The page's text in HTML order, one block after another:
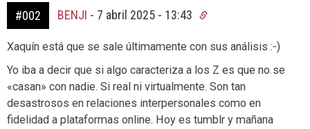
#002 BENJI - 7 abril 2025 - 13:43
Xaquín está que se sale últimamente con sus análisis :-)
Yo iba a decir que si algo caracteriza a los Z es que no se
«casan» con nadie. Si real ni virtualmente. Son tan
desastrosos en relaciones interpersonales como en
fidelidad a plataformas online. Hoy es tumblr y mañana